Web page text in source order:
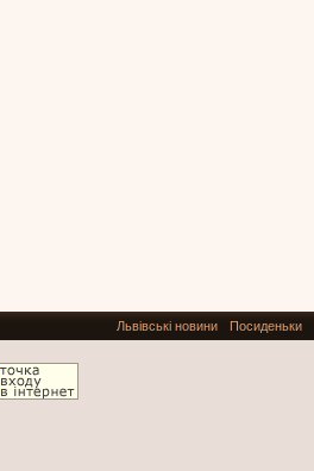
Львівські новини Посиденьки